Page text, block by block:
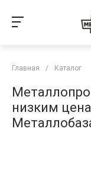
Главная / Каталог
низким